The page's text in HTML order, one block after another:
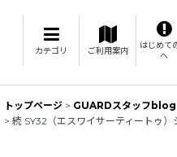
カテゴリ ご利用案内
はじめて
へ
トップページ > GUARDスタッフblog
> 続 SY32（エスワイサーティートゥ）